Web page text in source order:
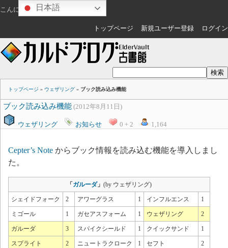
こんにちは ゲスト さん
トップページ 新規ユーザー登録 ログイン
トップページ » ウェザリング » ブック読み込み機能
ブック読み込み機能 (2012年8月11日)
ウェザリング お知らせ 0 + 2 1,164
Cepter’s Note からブック情報を読み込む機能を導入しまし
た。
「 ガルーダ」 (by ウェザリング)
シェイドフォーク 2 アワーグラス 1 インフルエンス 1
ミゴール 1 ガセアスフォーム 1 ウェザリング 2
ガルーダ 3 スパイクシールド 1 クイックサンド 1
スプライト 2 ニュートラクローク 1 セフト 2
日本語